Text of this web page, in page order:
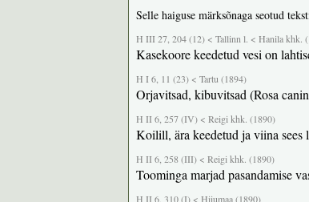
Selle haiguse märksõnaga seotud
H III 27, 204 (12) < Tallinn l. < Hanila khk.
Kasekoore keedetud vesi on
H I 6, 11 (23) < Tartu (1894)
Orjavitsad, kibuvitsad (Rosa
H II 6, 257 (IV) < Reigi khk. (1890)
Koilill, ära keedetud ja viina sees
H II 6, 258 (III) < Reigi khk. (1890)
Toominga marjad pasandamise
H II 6, 310 (I) < Hiiumaa (1890)